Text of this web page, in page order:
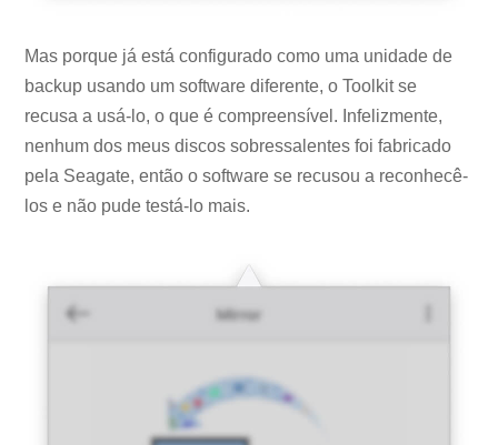
Mas porque já está configurado como uma unidade de
backup usando um software diferente, o Toolkit se
recusa a usá-lo, o que é compreensível. Infelizmente,
nenhum dos meus discos sobressalentes foi fabricado
pela Seagate, então o software se recusou a reconhecê-
los e não pude testá-lo mais.